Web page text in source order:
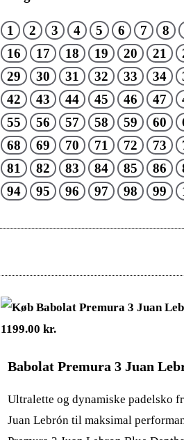
1 2 3 4 5 6 7 8
16
17 18 19 20 21
29
30 31 32 33 34
42
43 44 45 46 47
55
56 57 58 59 60
68
69 70 71 72 73
81
82 83 84 85 86
94
95 96 97 98 99
Babolat Premura 3 Juan
Ultralette og dynamiske padelsko
Juan Lebrón til maksimal